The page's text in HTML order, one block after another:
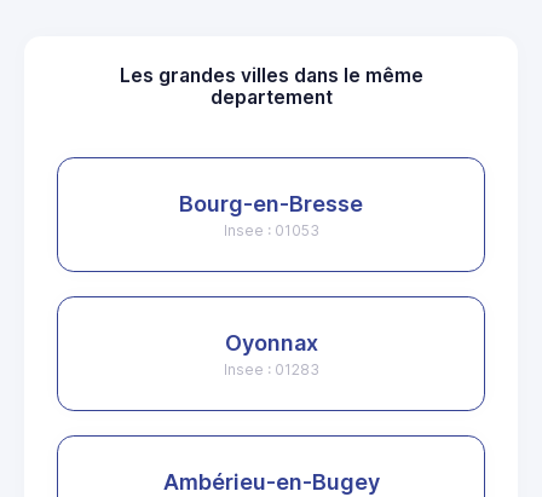
Les grandes villes dans le même
departement
Bourg-en-Bresse
Insee : 01053
Oyonnax
Insee : 01283
Ambérieu-en-Bugey